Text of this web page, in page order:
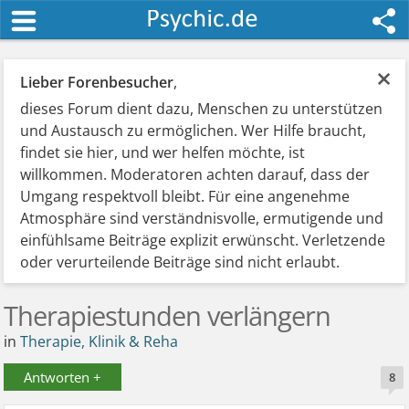
×
Lieber Forenbesucher,
dieses Forum dient dazu, Menschen zu unterstützen
und Austausch zu ermöglichen. Wer Hilfe braucht,
findet sie hier, und wer helfen möchte, ist
willkommen. Moderatoren achten darauf, dass der
Umgang respektvoll bleibt. Für eine angenehme
Atmosphäre sind verständnisvolle, ermutigende und
einfühlsame Beiträge explizit erwünscht. Verletzende
oder verurteilende Beiträge sind nicht erlaubt.
Therapiestunden verlängern
inTherapie, Klinik & Reha
Antworten + 8